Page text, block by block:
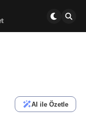
AI ile Özetle